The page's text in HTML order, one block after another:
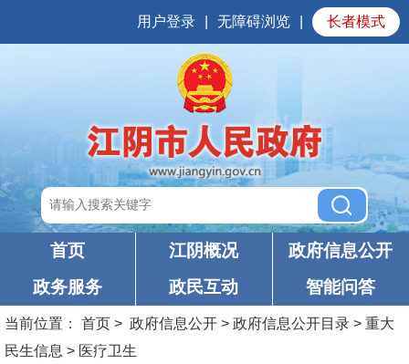
用户登录 无障碍浏览 长者模式
首页 江阴概况
政府信息公开
政务服务
政民互动 智能问答
当前位置： 首页 > 政府信息公开 > 政府信息公开目录 > 重大
民生信息 > 医疗卫生